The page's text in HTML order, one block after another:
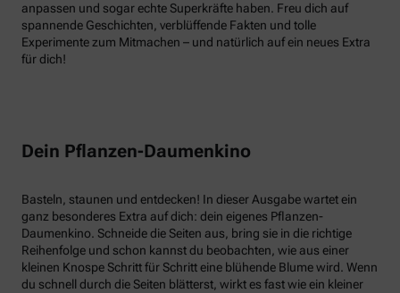
anpassen und sogar echte Superkräfte haben. Freu dich auf
spannende Geschichten, verblüffende Fakten und tolle
Experimente zum Mitmachen – und natürlich auf ein neues Extra
für dich!
Dein Pflanzen-Daumenkino
Basteln, staunen und entdecken! In dieser Ausgabe wartet ein
ganz besonderes Extra auf dich: dein eigenes Pflanzen-
Daumenkino. Schneide die Seiten aus, bring sie in die richtige
Reihenfolge und schon kannst du beobachten, wie aus einer
kleinen Knospe Schritt für Schritt eine blühende Blume wird. Wenn
du schnell durch die Seiten blätterst, wirkt es fast wie ein kleiner